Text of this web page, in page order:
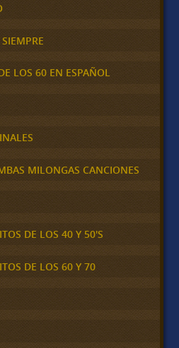
LOS 60 EN ESPAÑOL
MILONGAS CANCIONES
DE LOS 40 Y 50'S
DE LOS 60 Y 70